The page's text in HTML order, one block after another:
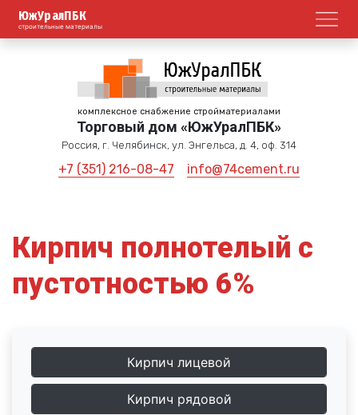
ЮжУралПБК
строительные материалы
комплексное снабжение стройматериалами
Торговый дом «ЮжУралПБК»
Россия, г. Челябинск, ул. Энгельса, д. 4, оф. 314
+7 (351) 216-08-47 info@74cement.ru
Кирпич полнотелый с
пустотностью 6%
Кирпич лицевой
Кирпич рядовой